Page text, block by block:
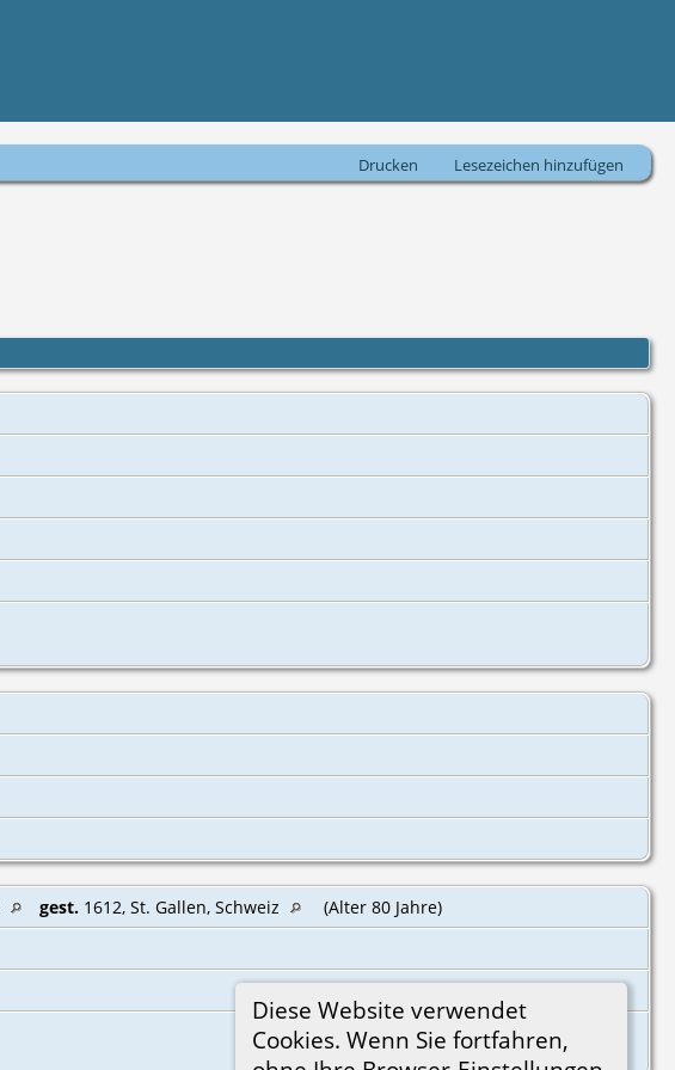
Drucken Lesezeichen hinzufügen
Diese Website verwendet
Cookies. Wenn Sie fortfahren,
gest. 1612, St. Gallen, Schweiz
(Alter 80 Jahre)